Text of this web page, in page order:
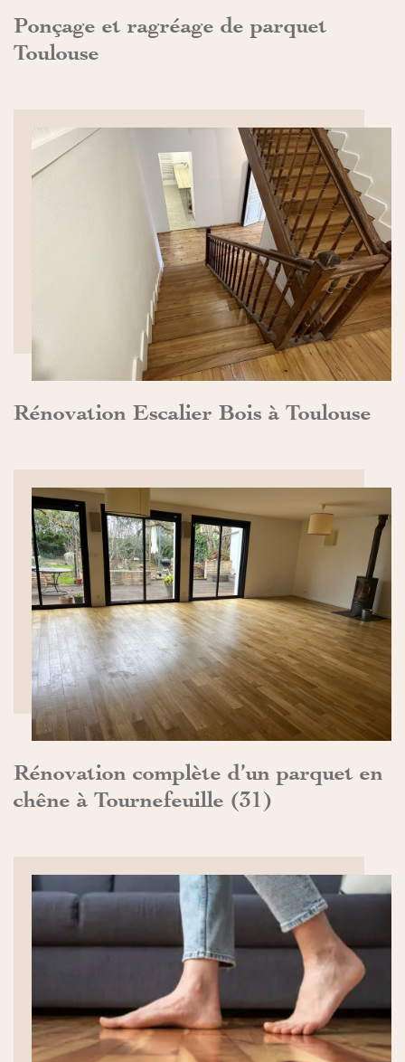
Ponçage et ragréage de parquet
Toulouse
Rénovation Escalier Bois à Toulouse
DÉCOUVRIR>>
Rénovation complète d’un parquet en
chêne à Tournefeuille (31)
DÉCOUVRIR>>
DÉCOUVRIR>>